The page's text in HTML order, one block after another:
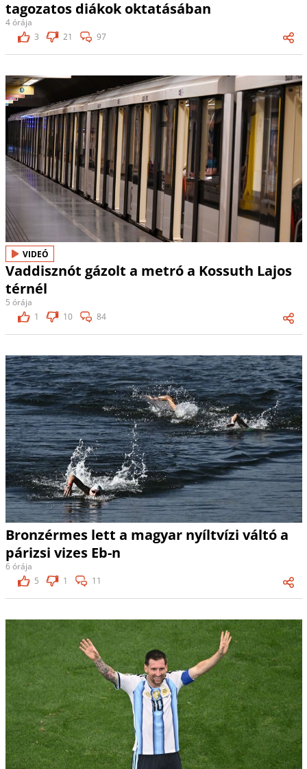
tagozatos diákok oktatásában
4 órája
3
21 97
VIDEÓ
Vaddisznót gázolt a metró a Kossuth Lajos
térnél
5 órája
1
10 84
Bronzérmes lett a magyar nyíltvízi váltó a
párizsi vizes Eb-n
6 órája
5
1 11